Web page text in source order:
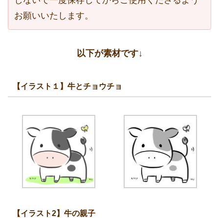
お願いいたします。
以下が素材です↓
【イラスト１】牛とチョウチョ
【イラスト2】牛の親子